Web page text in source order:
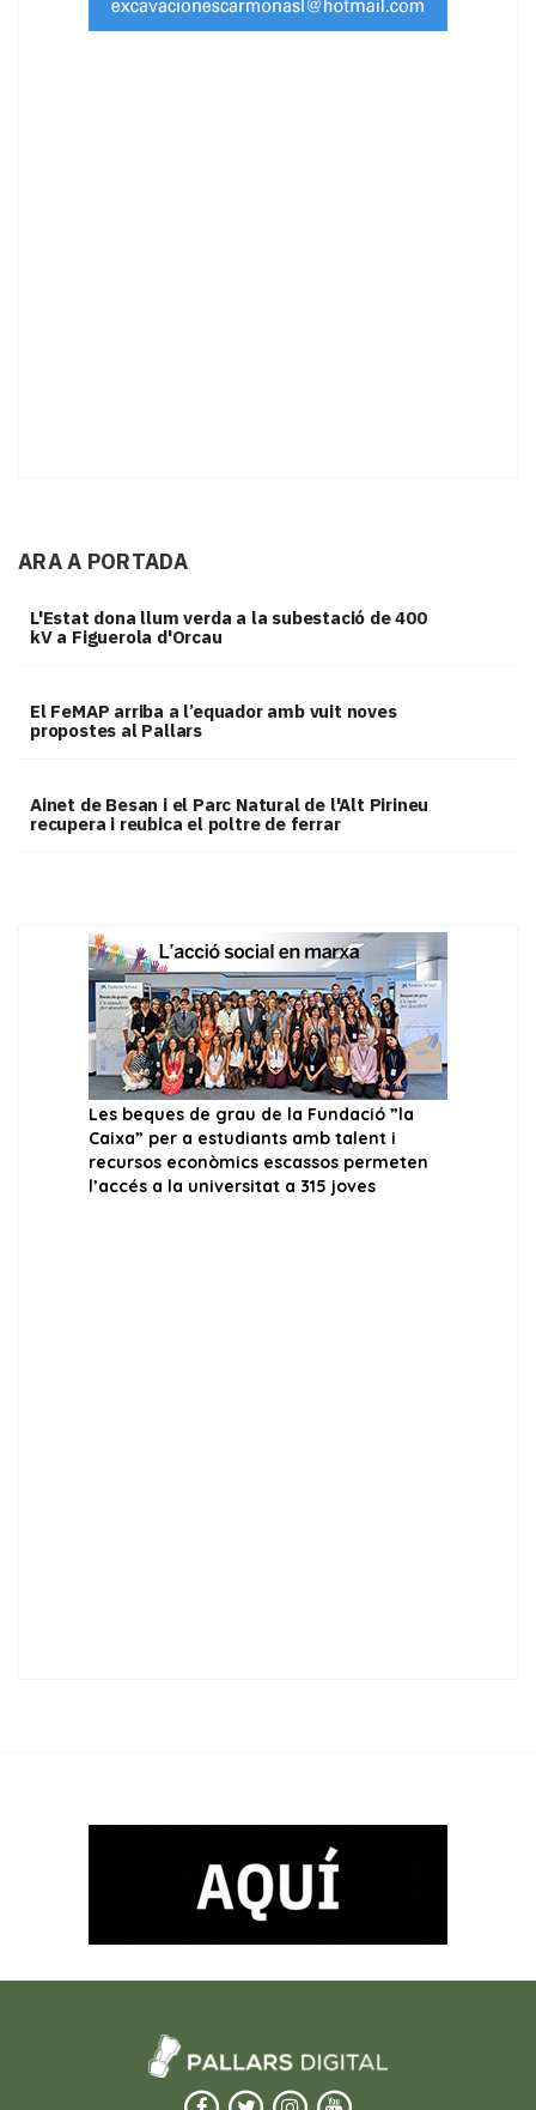
ARA A PORTADA
L'Estat dona llum verda a la subestació de 400
kV a Figuerola d'Orcau
El FeMAP arriba a l’equador amb vuit noves
propostes al Pallars
Ainet de Besan i el Parc Natural de l'Alt Pirineu
recupera i reubica el poltre de ferrar